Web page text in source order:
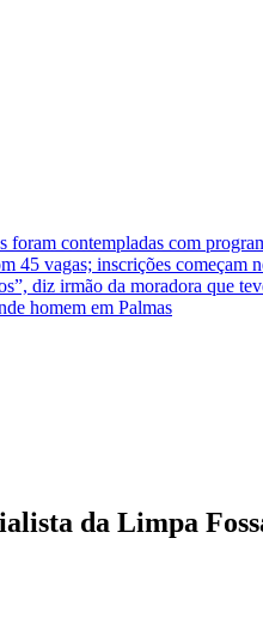
foram contempladas com
45 vagas; inscrições começam
diz irmão da moradora que
homem em Palmas
da Limpa